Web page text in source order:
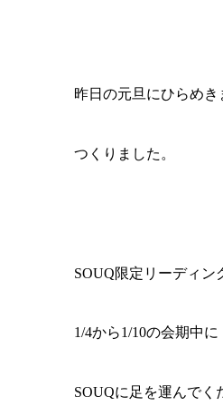
昨日の元旦にひらめき
つくりました。
SOUQ限定リーディン
1/4から1/10の会期中に
SOUQに足を運んで